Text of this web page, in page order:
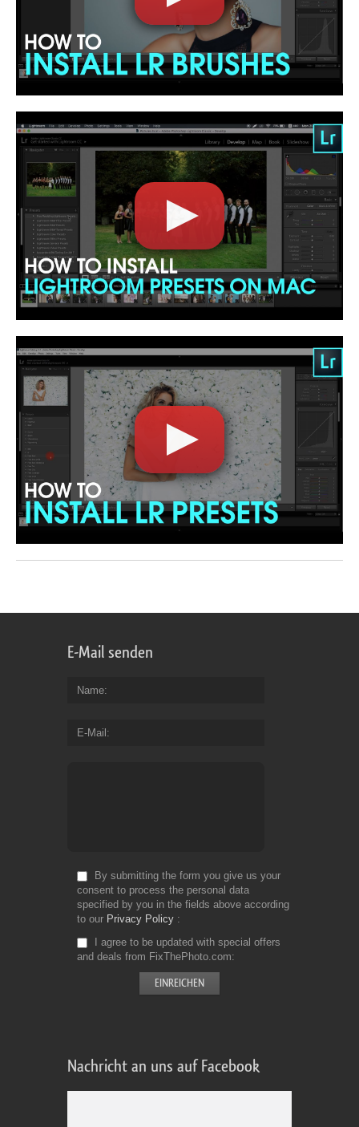
E-Mail senden
Name
E-Mail
By submitting the form you give us your
consent to process the personal data
specified by you in the fields above according
to our Privacy Policy
I agree to be updated with special offers
and deals from FixThePhoto.com
Nachricht an uns auf Facebook